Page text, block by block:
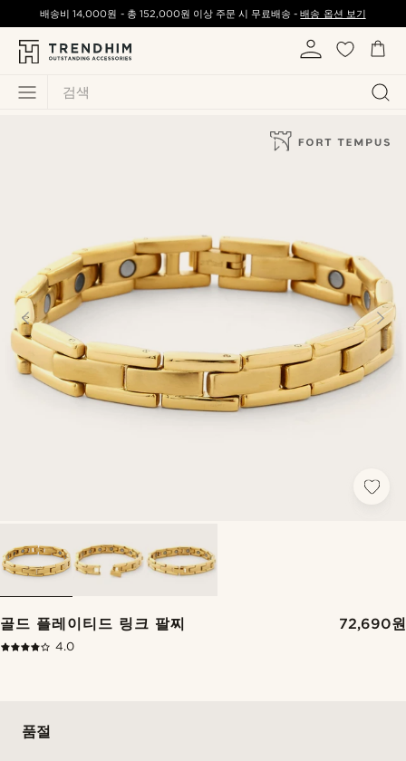
검색
배송비14,000원 - 총 152,000원 이상 주문 시 무료배송 -배송 옵션 보기
골드 플레이티드 링크 팔찌 72,690원
4.0
품절